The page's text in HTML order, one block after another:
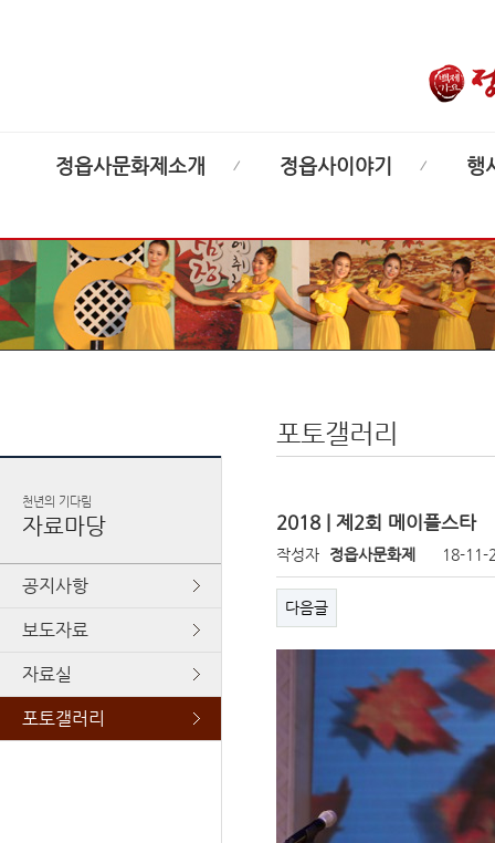
정읍사문화제소개 정읍사이야기 행
천년의 기다림
자료마당
공지사항
보도자료
자료실
포토갤러리
포토갤러리
2018 | 제2회 메이플스타
작성자 정읍사문화제 18-11-
다음글